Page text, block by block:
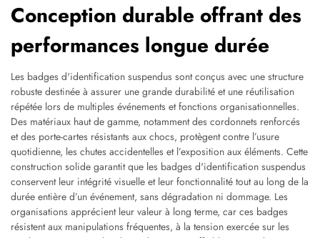
Conception durable offrant des
performances longue durée
Les badges d'identification suspendus sont conçus avec une structure
robuste destinée à assurer une grande durabilité et une réutilisation
répétée lors de multiples événements et fonctions organisationnelles.
Des matériaux haut de gamme, notamment des cordonnets renforcés
et des porte-cartes résistants aux chocs, protègent contre l’usure
quotidienne, les chutes accidentelles et l’exposition aux éléments. Cette
construction solide garantit que les badges d'identification suspendus
conservent leur intégrité visuelle et leur fonctionnalité tout au long de la
durée entière d’un événement, sans dégradation ni dommage. Les
organisations apprécient leur valeur à long terme, car ces badges
résistent aux manipulations fréquentes, à la tension exercée sur les